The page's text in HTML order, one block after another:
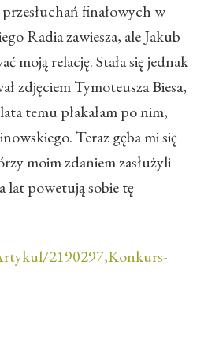
finałowych w
Radia zawiesza, ale Jakub
moją relację. Stała się jednak
zdjęciem Tymoteusza Biesa,
temu płakałam po nim,
Teraz gęba mi się
moim zdaniem zasłużyli
lat powetują sobie tę
2190297,Konkurs-